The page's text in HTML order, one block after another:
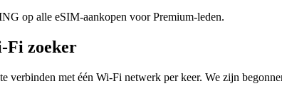
op alle eSIM-aankopen voor Premium-leden.
Fi zoeker
verbinden met één Wi-Fi netwerk per keer. We zijn